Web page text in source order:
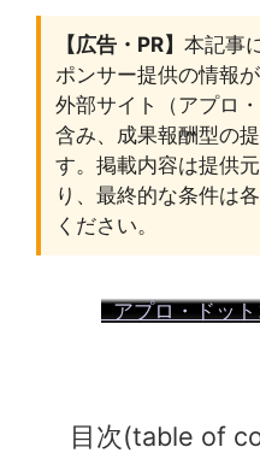
【広告・PR】 本記事
ポンサー提供の情報
外部サイト（アプロ
含み、成果報酬型の
す。掲載内容は提供
り、最終的な条件は
ください。
アプロ・ドッ
目次(table of